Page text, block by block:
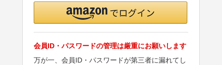
会員ID・パスワードの管理は厳重にお願いします
万が一、会員ID・パスワードが第三者に漏れてし